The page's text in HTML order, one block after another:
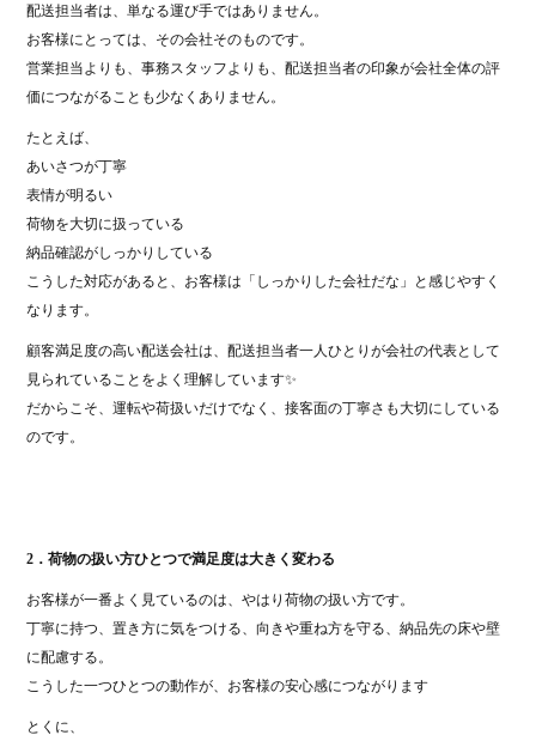
配送担当者は、単なる運び手ではありません。
お客様にとっては、その会社そのものです。
営業担当よりも、事務スタッフよりも、配送担当者の印象が会社全体の評
価につながることも少なくありません。
たとえば、
あいさつが丁寧
表情が明るい
荷物を大切に扱っている
納品確認がしっかりしている
こうした対応があると、お客様は「しっかりした会社だな」と感じやすく
なります。
顧客満足度の高い配送会社は、配送担当者一人ひとりが会社の代表として
見られていることをよく理解しています✨
だからこそ、運転や荷扱いだけでなく、接客面の丁寧さも大切にしている
のです。
2．荷物の扱い方ひとつで満足度は大きく変わる
お客様が一番よく見ているのは、やはり荷物の扱い方です。
丁寧に持つ、置き方に気をつける、向きや重ね方を守る、納品先の床や壁
に配慮する。
こうした一つひとつの動作が、お客様の安心感につながります
とくに、